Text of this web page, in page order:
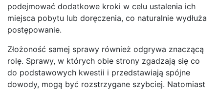
podejmować dodatkowe kroki w celu ustalenia ich
miejsca pobytu lub doręczenia, co naturalnie wydłuża
postępowanie.
Złożoność samej sprawy również odgrywa znaczącą
rolę. Sprawy, w których obie strony zgadzają się co
do podstawowych kwestii i przedstawiają spójne
dowody, mogą być rozstrzygane szybciej. Natomiast